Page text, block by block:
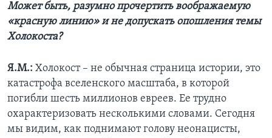
Может быть, разумно прочертить воображаемую
«красную линию» и не допускать опошления темы
Холокоста?
Я.М.: Холокост – не обычная страница истории, это
катастрофа вселенского масштаба, в которой
погибли шесть миллионов евреев. Ее трудно
охарактеризовать несколькими словами. Сегодня
мы видим, как поднимают голову неонацисты,